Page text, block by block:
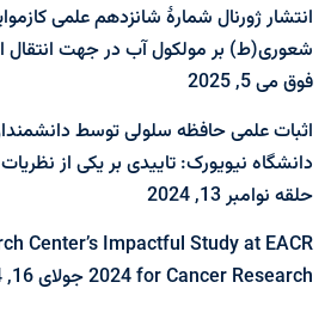
انتشار ژورنال شمارۀ شانزدهم علمی
شعوری(ط) بر مولکول آب در جهت انتقال
فوقمی 5, 2025
اثبات علمی حافظه سلولی توسط
دانشگاه نیویورک: تاییدی بر یکی از
حلقه نوامبر 13, 2024
Center’s Impactful Study at EACR
2024 for Cancer Researchجولای 16, 2024